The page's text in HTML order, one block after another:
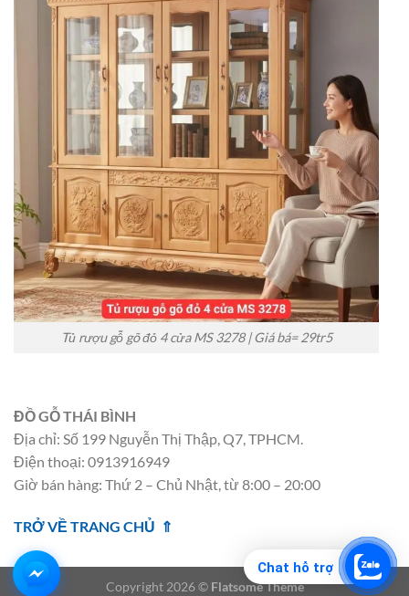
Chat hỗ trợ
Tủ rượu gỗ gõ đỏ 4 cửa MS 3278 | Giá bá= 29tr5
ĐỒ GỖ THÁI BÌNH
Địa chỉ: Số 199 Nguyễn Thị Thập, Q7, TPHCM.
Điện thoại: 0913916949
Giờ bán hàng: Thứ 2 – Chủ Nhật, từ 8:00 – 20:00
TRỞ VỀ TRANG CHỦ ⇑
Copyright 2026 © Flatsome Theme